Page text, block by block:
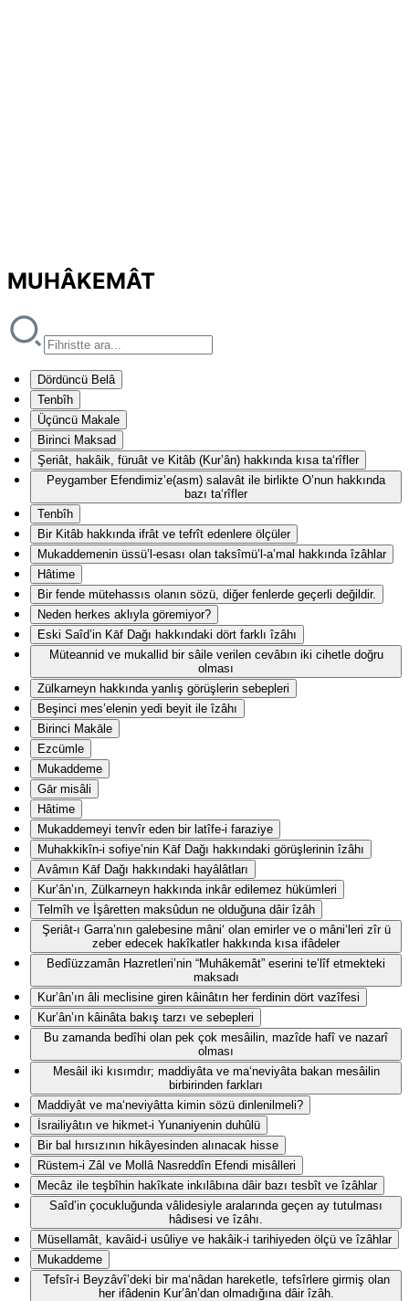
MUHÂKEMÂT
Dördüncü Belâ
Tenbîh
Üçüncü Makale
Birinci Maksad
Şeriât, hakâik, füruât ve Kitâb (Kur’ân) hakkında kısa ta‘rîfler
Peygamber Efendimiz’e(asm) salavât ile birlikte O’nun hakkında
bazı ta‘rîfler
Tenbîh
Bir Kitâb hakkında ifrât ve tefrît edenlere ölçüler
Mukaddemenin üssü’l-esası olan taksîmü’l-a’mal hakkında îzâhlar
Hâtime
Bir fende mütehassıs olanın sözü, diğer fenlerde geçerli değildir.
Neden herkes aklıyla göremiyor?
Eski Saîd’in Kāf Dağı hakkındaki dört farklı îzâhı
Müteannid ve mukallid bir sâile verilen cevâbın iki cihetle doğru
olması
Zülkarneyn hakkında yanlış görüşlerin sebepleri
Beşinci mes’elenin yedi beyit ile îzâhı
Birinci Makāle
Ezcümle
Mukaddeme
Gār misâli
Hâtime
Mukaddemeyi tenvîr eden bir latîfe-i faraziye
Muhakkikîn-i sofiye’nin Kāf Dağı hakkındaki görüşlerinin îzâhı
Avâmın Kāf Dağı hakkındaki hayâlâtları
Kur’ân’ın, Zülkarneyn hakkında inkâr edilemez hükümleri
Telmîh ve İşâretten maksûdun ne olduğuna dâir îzâh
Şeriât-ı Garra’nın galebesine mâni‘ olan emirler ve o mâni‘leri zîr ü
zeber edecek hakîkatler hakkında kısa ifâdeler
Bedîüzzamân Hazretleri’nin “Muhâkemât” eserini te’lîf etmekteki
maksadı
Kur’ân’ın âli meclisine giren kâinâtın her ferdinin dört vazîfesi
Kur’ân’ın kâinâta bakış tarzı ve sebepleri
Bu zamanda bedîhi olan pek çok mesâilin, mazîde hafî ve nazarî
olması
Mesâil iki kısımdır; maddiyâta ve ma‘neviyâta bakan mesâilin
birbirinden farkları
Maddiyât ve ma‘neviyâtta kimin sözü dinlenilmeli?
İsrailiyâtın ve hikmet-i Yunaniyenin duhûlü
Bir bal hırsızının hikâyesinden alınacak hisse
Rüstem-i Zâl ve Mollâ Nasreddîn Efendi misâlleri
Mecâz ile teşbîhin hakîkate inkılâbına dâir bazı tesbît ve îzâhlar
Saîd’in çocukluğunda vâlidesiyle aralarında geçen ay tutulması
hâdisesi ve îzâhı.
Müsellamât, kavâid-i usûliye ve hakâik-i tarihiyeden ölçü ve îzâhlar
Mukaddeme
Tefsîr-i Beyzâvî’deki bir ma‘nâdan hareketle, tefsîrlere girmiş olan
her ifâdenin Kur’ân’dan olmadığına dâir îzâh.